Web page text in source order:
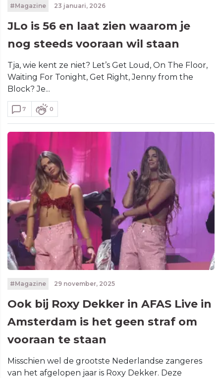
#Magazine 23 januari, 2026
JLo is 56 en laat zien waarom je
nog steeds vooraan wil staan
Tja, wie kent ze niet? Let’s Get Loud, On The Floor,
Waiting For Tonight, Get Right, Jenny from the
Block? Je...
7 0
#Magazine 29 november, 2025
Ook bij Roxy Dekker in AFAS Live in
Amsterdam is het geen straf om
vooraan te staan
Misschien wel de grootste Nederlandse zangeres
van het afgelopen jaar is Roxy Dekker. Deze